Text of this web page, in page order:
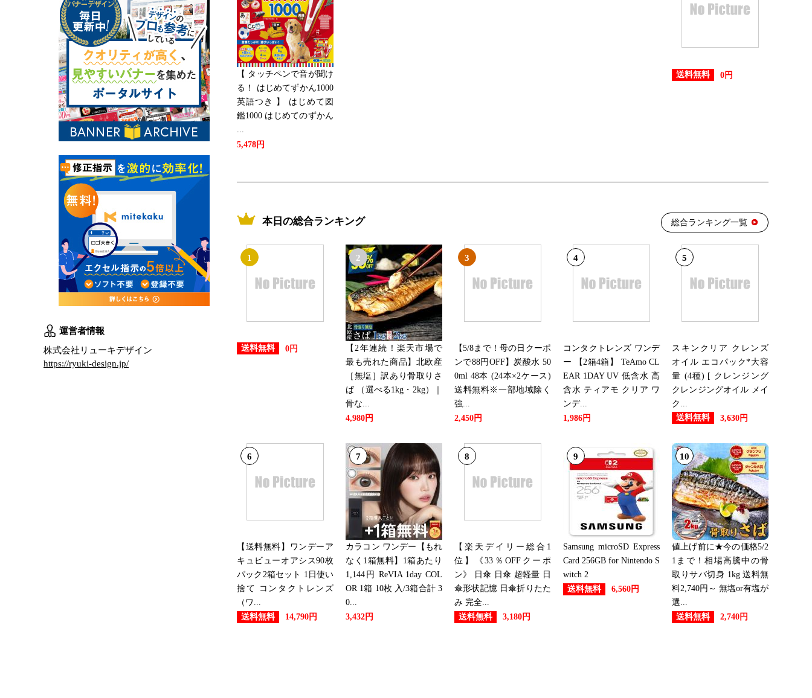
【 タッチペンで音が聞け
る！ はじめてずかん1000
英語つき 】 はじめて図
鑑1000 はじめてのずかん
...
5,478円
送料無料 0円
本日の総合ランキング 総合ランキング一覧
1
送料無料 0円
2
【2年連続！楽天市場で
最も売れた商品】北欧産
［無塩］訳あり骨取りさ
ば （選べる1kg・2kg）｜
骨な...
4,980円
3
【5/8まで！母の日クーポ
ンで88円OFF】炭酸水 50
0ml 48本 (24本×2ケース)
送料無料※一部地域除く
強...
2,450円
4
コンタクトレンズ ワンデ
ー 【2箱4箱】 TeAmo CL
EAR 1DAY UV 低含水 高
含水 ティアモ クリア ワ
ンデ...
1,986円
5
スキンクリア クレンズ
オイル エコパック*大容
量 (4種) [ クレンジング
クレンジングオイル メイ
ク...
送料無料
3,630円
6
【送料無料】ワンデーア
キュビューオアシス90枚
パック2箱セット 1日使い
捨て コンタクトレンズ
（ワ...
送料無料
14,790円
7
カラコン ワンデー【もれ
なく1箱無料】1箱あたり
1,144円 ReVIA 1day COL
OR 1箱 10枚 入/3箱合計 3
0...
3,432円
8
【楽天デイリー総合1
位】《33％OFFクーポ
ン》 日傘 日傘 超軽量 日
傘形状記憶 日傘折りたた
み 完全...
送料無料
3,180円
9
Samsung microSD Express
Card 256GB for Nintendo S
witch 2
送料無料
6,560円
10
値上げ前に★今の価格5/2
1まで！相場高騰中の骨
取りサバ切身 1kg 送料無
料2,740円～ 無塩or有塩が
選...
送料無料
2,740円
運営者情報
株式会社リューキデザイン
https://ryuki-design.jp/